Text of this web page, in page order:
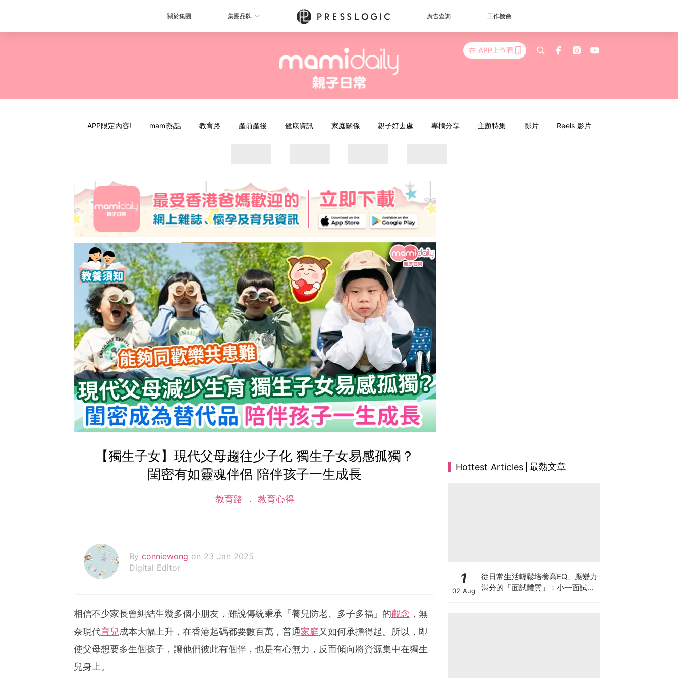
關於集團 集團品牌 廣告查詢 工作機會
在 APP上查看
APP限定內容! mami熱話 教育路 產前產後 健康資訊 家庭關係 親子好去處 專欄分享 主題特集 影片 Reels 影片
【獨生子女】現代父母趨往少子化 獨生子女易感孤獨？
閨密有如靈魂伴侶 陪伴孩子一生成長
教育路 教育心得
By conniewong on 23 Jan 2025
Digital Editor
相信不少家長曾糾結生幾多個小朋友，雖說傳統秉承「養兒防老、多子多福」的觀念 ，無
奈現代育兒成本大幅上升，在香港起碼都要數百萬，普通家庭又如何承擔得起。所以，即
使父母想要多生個孩子，讓他們彼此有個伴，也是有心無力，反而傾向將資源集中在獨生
兒身上。
Hottest Articles 最熱文章
1
02 Aug
從日常生活輕鬆培養高EQ、應變力
滿分的「面試體質」：小一面試最